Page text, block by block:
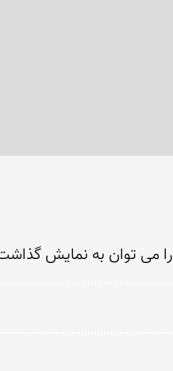
می توان به نمایش